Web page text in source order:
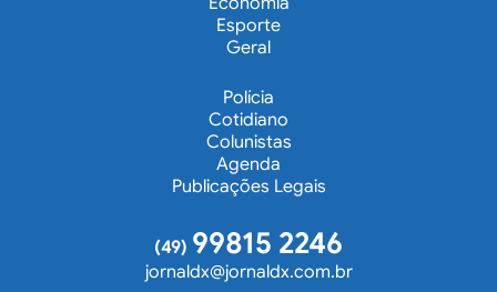
Esporte
Geral
Polícia
Cotidiano
Colunistas
Agenda
Publicações Legais
(49) 99815 2246
jornaldx@jornaldx.com.br